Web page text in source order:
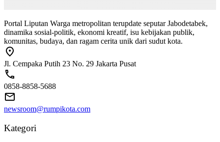
Portal Liputan Warga metropolitan terupdate seputar Jabodetabek,
dinamika sosial-politik, ekonomi kreatif, isu kebijakan publik,
komunitas, budaya, dan ragam cerita unik dari sudut kota.
Jl. Cempaka Putih 23 No. 29 Jakarta Pusat
0858-8858-5688
newsroom@rumpikota.com
Kategori